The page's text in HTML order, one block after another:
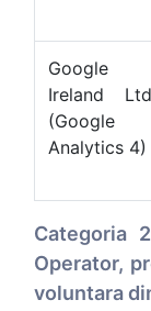
Google
Ireland
(Google
Analytics 4)
Categoria
Operator,
voluntara